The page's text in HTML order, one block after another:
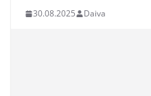
30.08.2025 Daiva